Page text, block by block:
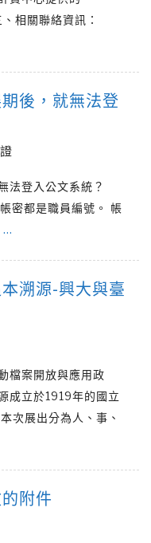
、相關聯絡資訊：
後，就無法登
法登入公文系統？
密都是職員編號。 帳
…
溯源-興大與臺
檔案開放與應用政
成立於1919年的國立
次展出分為人、事、
附件